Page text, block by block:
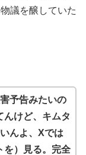
議を醸していた
予告みたいの
んけど、キムタ
んよ、Xでは
を）見る。完全